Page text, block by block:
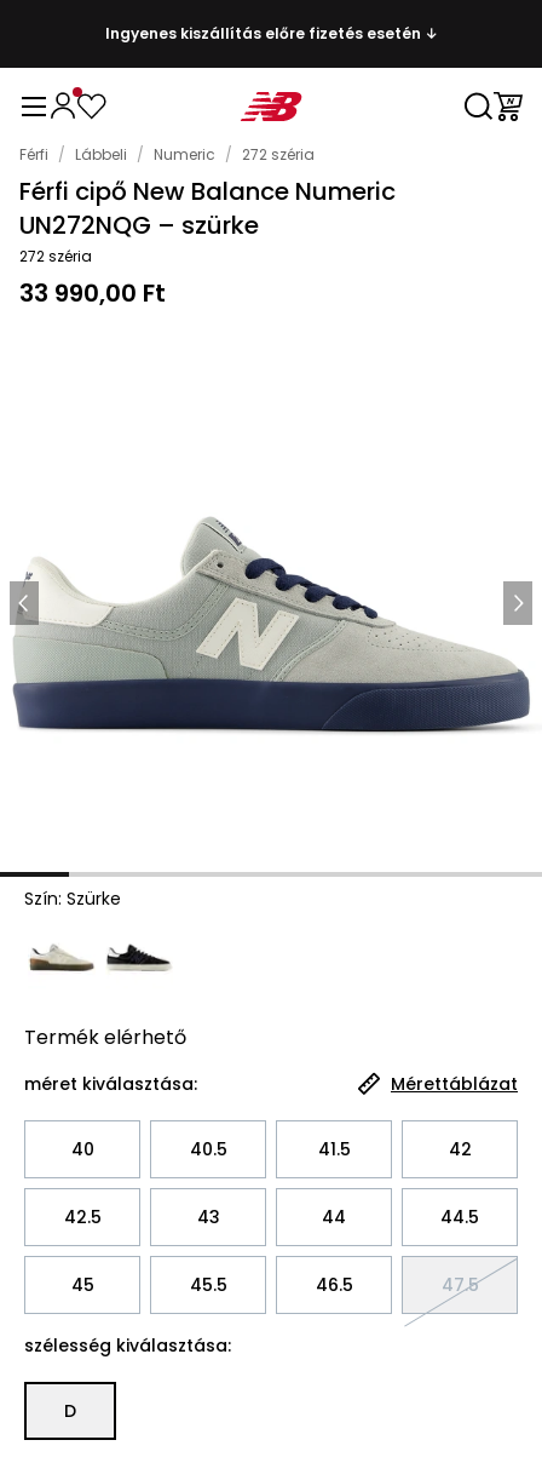
Ingyenes kiszállítás előre fizetés esetén ↓
Férfi / Lábbeli / Numeric / 272 széria
Férfi cipő New Balance Numeric
UN272NQG – szürke
272 széria
33 990,00 Ft
Szín: Szürke
Termékelérhető
méret kiválasztása: Mérettáblázat
40 40.5 41.5 42
42.5 43 44 44.5
45 45.5 46.5 47.5
szélesség kiválasztása:
D